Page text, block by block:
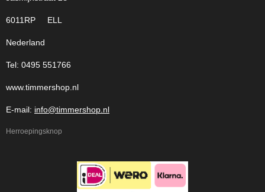
6011RP ELL
Nederland
Tel: 0495 551766
www.timmershop.nl
E-mail: info@timmershop.nl
Herroepingsknop